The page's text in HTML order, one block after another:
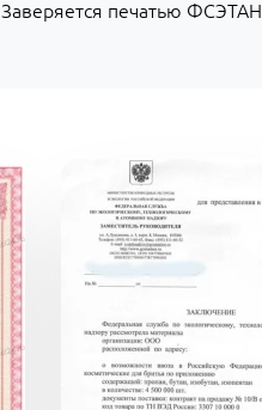
Заверяется печатью ФСЭТАН